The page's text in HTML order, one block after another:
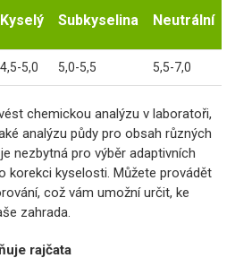
Kyselý Subkyselina Neutrální
4,5-5,0 5,0-5,5 5,5-7,0
chemickou analýzu v laboratoři,
analýzu půdy pro obsah různých
nezbytná pro výběr adaptivních
korekci kyselosti. Můžete provádět
což vám umožní určit, ke
zahrada.
rajčata